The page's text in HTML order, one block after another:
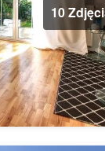
10